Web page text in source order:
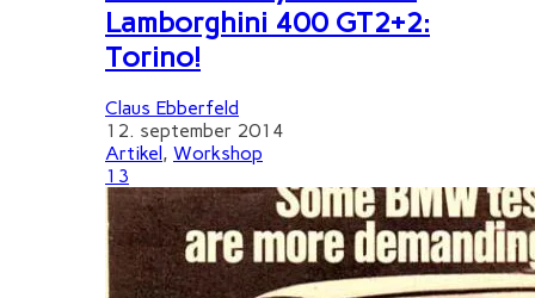
Lamborghini 400 GT2+2:
Torino!
Claus Ebberfeld
12. september 2014
Artikel , Workshop
13